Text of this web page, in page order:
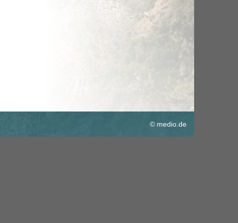
© medio.de